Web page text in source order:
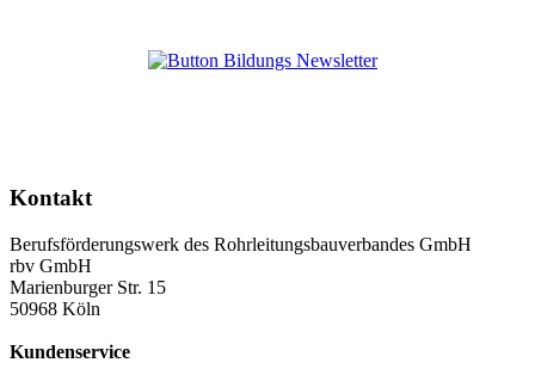
Kontakt
Berufsförderungswerk des Rohrleitungsbauverbandes GmbH
rbv GmbH
Marienburger Str. 15
50968 Köln
Kundenservice